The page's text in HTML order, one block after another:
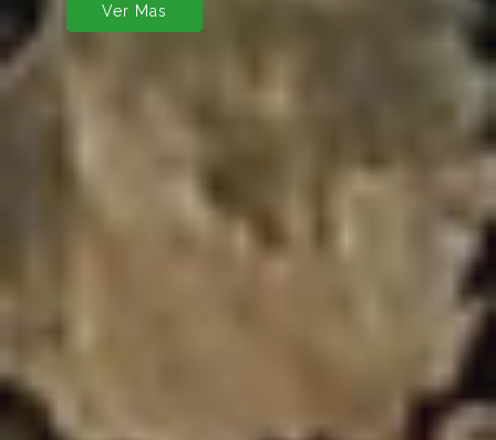
Ver Mas